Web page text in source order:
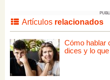
Artículos relacionados
Cómo hablar
dices y lo